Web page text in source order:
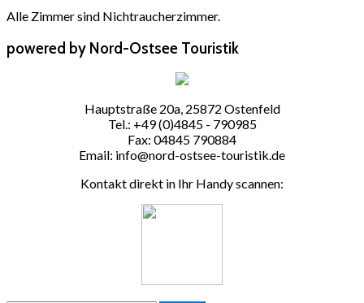
Alle Zimmer sind Nichtraucherzimmer.
powered by Nord-Ostsee Touristik
Hauptstraße 20a, 25872 Ostenfeld
Tel.: +49 (0)4845 - 790985
Fax: 04845 790884
Email: info@nord-ostsee-touristik.de
Kontakt direkt in Ihr Handy scannen: